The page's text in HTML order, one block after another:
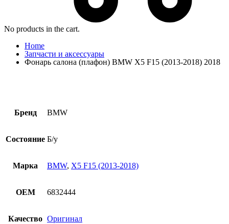
No products in the cart.
Home
Запчасти и аксессуары
Фонарь салона (плафон) BMW X5 F15 (2013-2018) 2018
Бренд BMW
Состояние Б/у
Марка BMW, X5 F15 (2013-2018)
OEM 6832444
Качество Оригинал